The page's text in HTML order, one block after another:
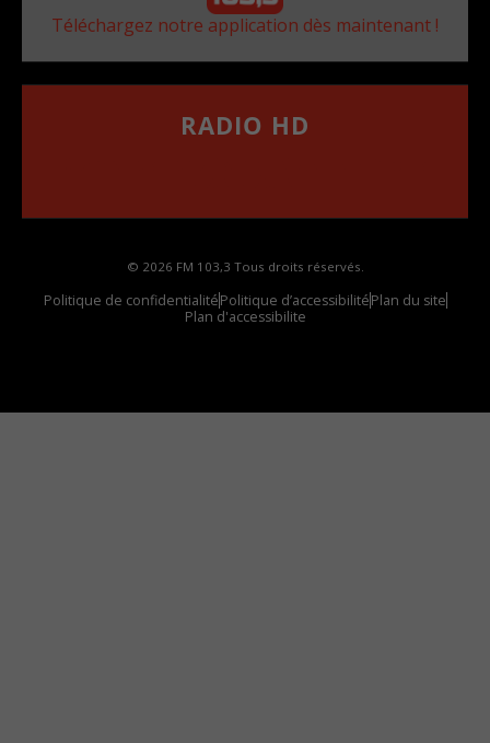
Téléchargez notre application dès maintenant !
RADIO HD
© 2026 FM 103,3 Tous droits réservés.
Politique de confidentialitéPolitique d’accessibilitéPlan du site
Plan d'accessibilite